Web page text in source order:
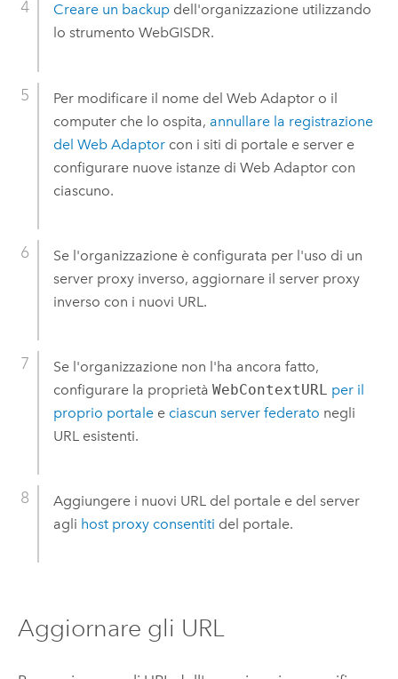
Creare un backupdell'organizzazione utilizzando
lo strumento WebGISDR.
Per modificare il nome del Web Adaptoro il
computer che lo ospita, annullare la registrazione
del Web Adaptorcon i siti di portale e server e
configurare nuove istanze di Web Adaptorcon
ciascuno.
Se l'organizzazione è configurata per l'uso di un
server proxy inverso, aggiornare il server proxy
inverso con i nuovi URL.
Se l'organizzazione non l'ha ancora fatto,
configurare la proprietà WebContextURL per il
proprio portalee ciascun server federato negli
URL esistenti.
Aggiungere i nuovi URL del portale e del server
agli host proxy consentiti del portale.
Aggiornare gli URL